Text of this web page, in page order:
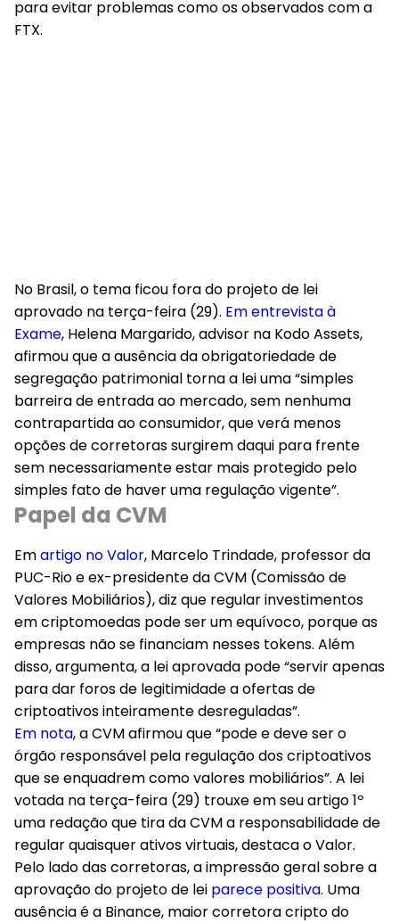
para evitar problemas como os observados com a
FTX.
No Brasil, o tema ficou fora do projeto de lei
aprovado na terça-feira (29). Em entrevista à
Exame, Helena Margarido, advisor na Kodo Assets,
afirmou que a ausência da obrigatoriedade de
segregação patrimonial torna a lei uma “simples
barreira de entrada ao mercado, sem nenhuma
contrapartida ao consumidor, que verá menos
opções de corretoras surgirem daqui para frente
sem necessariamente estar mais protegido pelo
simples fato de haver uma regulação vigente”.
Papel da CVM
Emartigo no Valor, Marcelo Trindade, professor da
PUC-Rio e ex-presidente da CVM (Comissão de
Valores Mobiliários), diz que regular investimentos
em criptomoedas pode ser um equívoco, porque as
empresas não se financiam nesses tokens. Além
disso, argumenta, a lei aprovada pode “servir apenas
para dar foros de legitimidade a ofertas de
criptoativos inteiramente desreguladas”.
Em nota, a CVM afirmou que “pode e deve ser o
órgão responsável pela regulação dos criptoativos
que se enquadrem como valores mobiliários”. A lei
votada na terça-feira (29) trouxe em seu artigo 1º
uma redação que tira da CVM a responsabilidade de
regular quaisquer ativos virtuais, destaca o Valor.
Pelo lado das corretoras, a impressão geral sobre a
aprovação do projeto de lei parece positiva. Uma
ausência é a Binance, maior corretora cripto do